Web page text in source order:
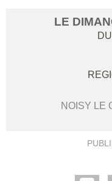
LE
NOISY LE